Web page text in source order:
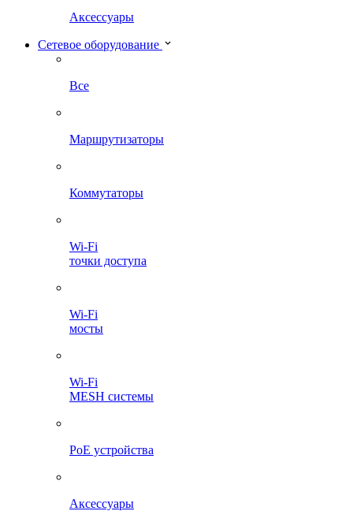
Аксессуары
Сетевое оборудование
Все
Маршрутизаторы
Коммутаторы
Wi-Fi
точки доступа
Wi-Fi
мосты
Wi-Fi
MESH системы
PoE устройства
Аксессуары